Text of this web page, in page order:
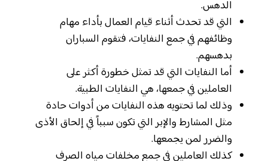
الدهس.
التي قد تحدث أثناء قيام العمال بأداء مهام
وظائفهم في جمع النفايات، فتقوم السباران
بدهسهم.
أما النفايات التي قد تمثل خطورة أكثر على
العاملين في جمعها، هي النفايات الطبية.
وذلك لما تحتويه هذه النفايات من أدوات حادة
مثل المشارط والإبر التي تكون سبباً في إلحاق الأذى
والضرر لمن يجمعها.
كذلك العاملين في جمع مخلفات مياه الصرف